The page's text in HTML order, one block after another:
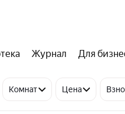
Журнал Для
Комнат Цена